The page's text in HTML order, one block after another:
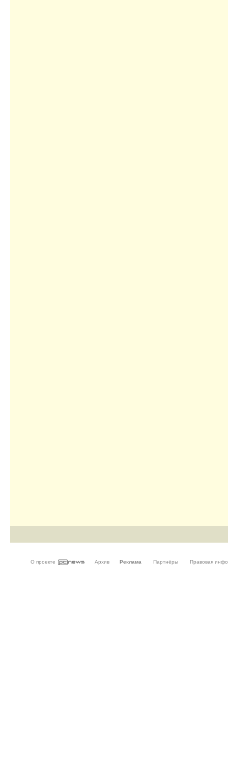
О проекте Архив Реклама Партнёры Правовая